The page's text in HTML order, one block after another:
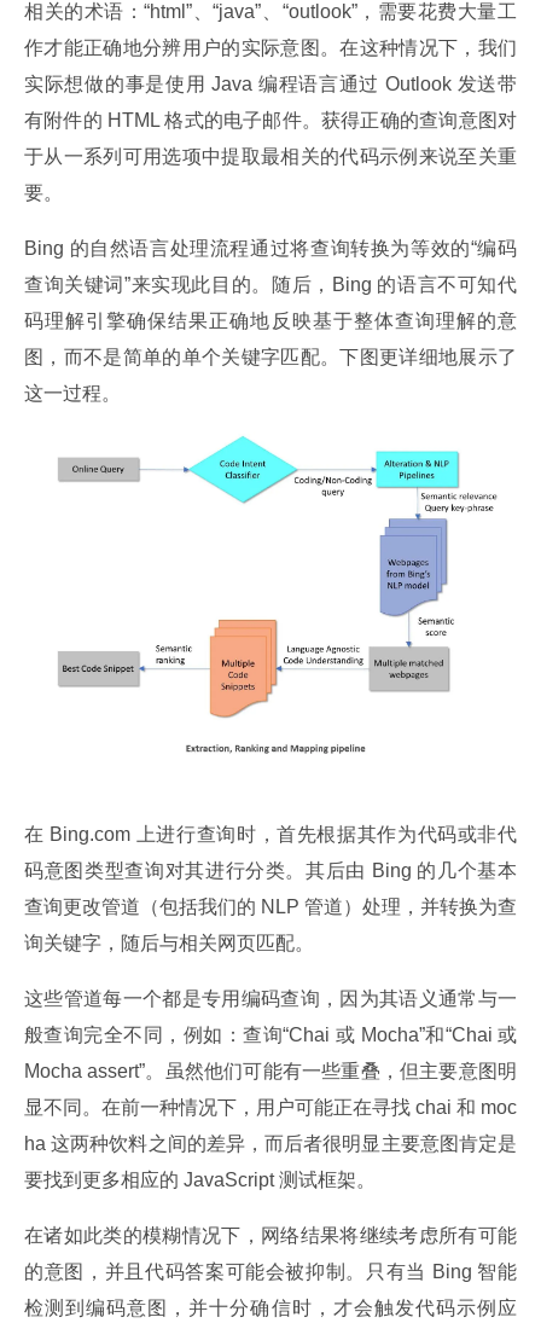
相关的术语：“html”、“java”、“outlook”，需要花费大量工
作才能正确地分辨用户的实际意图。在这种情况下，我们
实际想做的事是使用 Java 编程语言通过 Outlook 发送带
有附件的 HTML 格式的电子邮件。获得正确的查询意图对
于从一系列可用选项中提取最相关的代码示例来说至关重
要。
Bing 的自然语言处理流程通过将查询转换为等效的“编码
查询关键词”来实现此目的。随后，Bing 的语言不可知代
码理解引擎确保结果正确地反映基于整体查询理解的意
图，而不是简单的单个关键字匹配。下图更详细地展示了
这一过程。
在 Bing.com 上进行查询时，首先根据其作为代码或非代
码意图类型查询对其进行分类。其后由 Bing 的几个基本
查询更改管道（包括我们的 NLP 管道）处理，并转换为查
询关键字，随后与相关网页匹配。
这些管道每一个都是专用编码查询，因为其语义通常与一
般查询完全不同，例如：查询“Chai 或 Mocha”和“Chai 或
Mocha assert”。虽然他们可能有一些重叠，但主要意图明
显不同。在前一种情况下，用户可能正在寻找 chai 和 moc
ha 这两种饮料之间的差异，而后者很明显主要意图肯定是
要找到更多相应的 JavaScript 测试框架。
在诸如此类的模糊情况下，网络结果将继续考虑所有可能
的意图，并且代码答案可能会被抑制。只有当 Bing 智能
检测到编码意图，并十分确信时，才会触发代码示例应